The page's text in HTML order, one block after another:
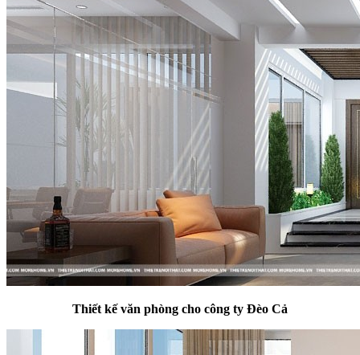
Thiết kế văn phòng cho công ty Đèo Cả